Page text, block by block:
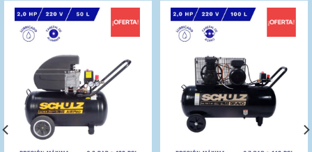
¡OFERTA! ¡OFERTA!